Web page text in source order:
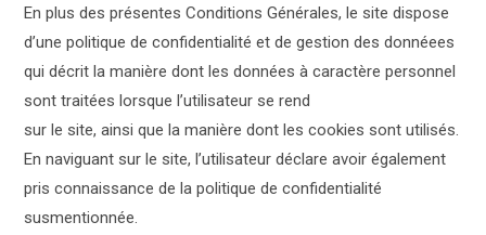
En plus des présentes Conditions Générales, le site dispose
d’une politique de confidentialité et de gestion des donnéees
qui décrit la manière dont les données à caractère personnel
sont traitées lorsque l’utilisateur se rend
sur le site, ainsi que la manière dont les cookies sont utilisés.
En naviguant sur le site, l’utilisateur déclare avoir également
pris connaissance de la politique de confidentialité
susmentionnée.